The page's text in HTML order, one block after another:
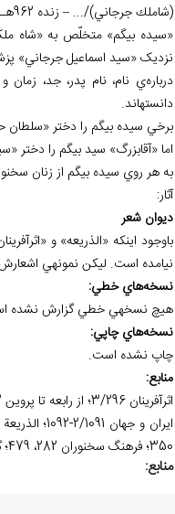
(شاملك جرجاني)/...– زنده 962هـ.ق.
«سيده بيگم» متخلّص به «شاه
نزديک «سيد اسماعيل
درباره‌ي نام، نام پدر، جد،
دانستهاند.
برخي سيده بيگم را دختر «سلطان
اما «آقابزرگ» سيد بيگم را دختر
به هر روي سيده بيگم از زنان
آثار:
ديوان شعر
باوجود اينکه «الذريعه» و
نيامده است. ليکن نمونهي
نسخههاي خطي:
هيچ نسخهي خطي گزارش نشده
نسخههاي چاپي:
چاپ نشده است.
منابع:
350؛ فرهنگ سخنوران 282، 479؛ گلزار جاويدان 3/1433؛ مشاهير زنان ايراني و پارسي
منابع: